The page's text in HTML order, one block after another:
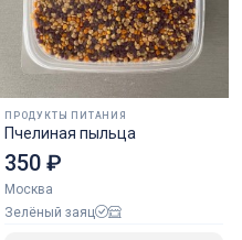
ПРОДУКТЫ ПИТАНИЯ
Пчелиная пыльца
350 ₽
Москва
Зелёный заяц